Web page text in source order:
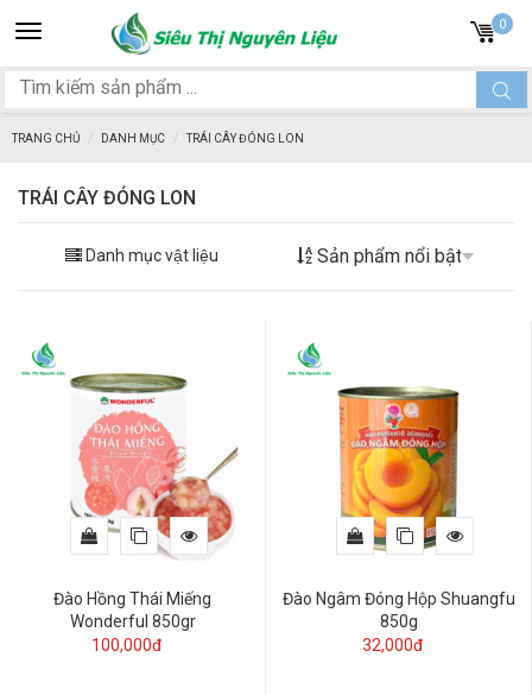
Toggle
navigation
0
TRANG CHỦ DANH MỤC TRÁI CÂY ĐÓNG LON
TRÁI CÂY ĐÓNG LON
Danh mục vật liệu
Đào Hồng Thái Miếng
Wonderful 850gr
100,000đ
Đào Ngâm Đóng Hộp Shuangfu
850g
32,000đ